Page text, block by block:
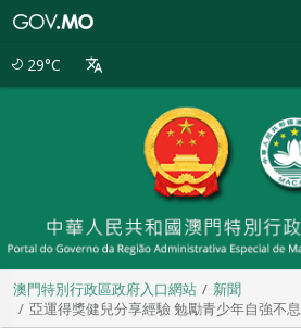
29°C
澳門特別行政區政府入口網站
新聞
亞運得獎健兒分享經驗 勉勵青少年自強不息